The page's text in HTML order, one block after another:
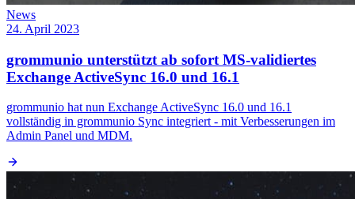
News
24. April 2023
grommunio unterstützt ab sofort MS-validiertes
Exchange ActiveSync 16.0 und 16.1
grommunio hat nun Exchange ActiveSync 16.0 und 16.1
vollständig in grommunio Sync integriert - mit Verbesserungen im
Admin Panel und MDM.